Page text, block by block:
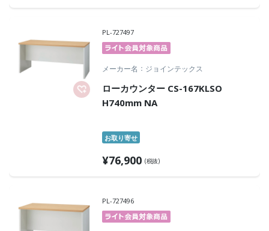
PL-727497
メーカー名 ジョインテックス
ローカウンター CS-167KLSO
H740mm NA
お取り寄せ
¥76,900 (税抜)
PL-727496